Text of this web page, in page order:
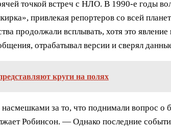
точкой встреч с НЛО. В 1990-е годы
привлекая репортеров со всей
продолжали всплывать, хотя это
отрабатывал версии и сверял
круги на полях
насмешками за то, что поднимали вопрос
Робинсон. — Однако последние